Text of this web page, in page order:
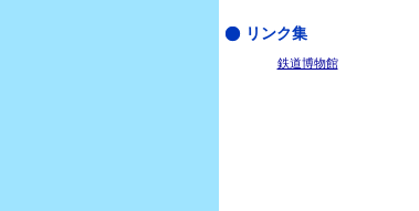
リンク集
鉄道博物館